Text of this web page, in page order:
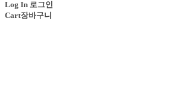
Log In 로그인
Cart장바구니